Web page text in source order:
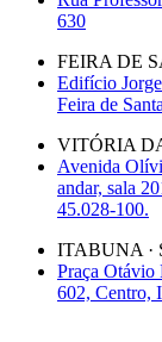
630
FEIRA DE
Edifício
Feira de
VITÓRIA
Avenida
andar, sala
45.028-100.
ITABUNA ·
Praça Otávio
602, Centro,